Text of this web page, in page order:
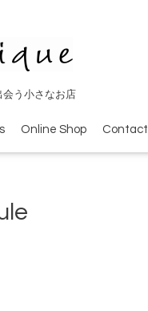
う小さなお店
Online Shop Contact